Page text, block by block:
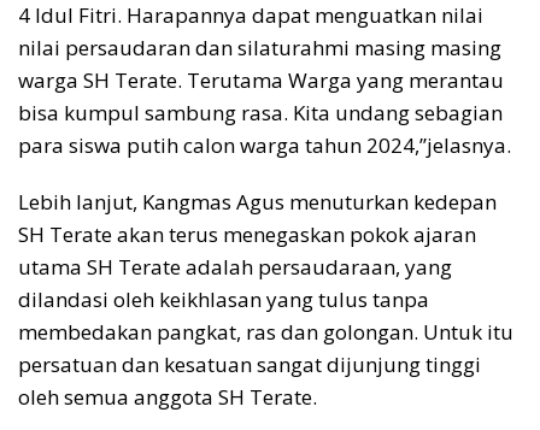
4 Idul Fitri. Harapannya dapat menguatkan nilai
nilai persaudaran dan silaturahmi masing masing
warga SH Terate. Terutama Warga yang merantau
bisa kumpul sambung rasa. Kita undang sebagian
para siswa putih calon warga tahun 2024,’’jelasnya.
Lebih lanjut, Kangmas Agus menuturkan kedepan
SH Terate akan terus menegaskan pokok ajaran
utama SH Terate adalah persaudaraan, yang
dilandasi oleh keikhlasan yang tulus tanpa
membedakan pangkat, ras dan golongan. Untuk itu
persatuan dan kesatuan sangat dijunjung tinggi
oleh semua anggota SH Terate.